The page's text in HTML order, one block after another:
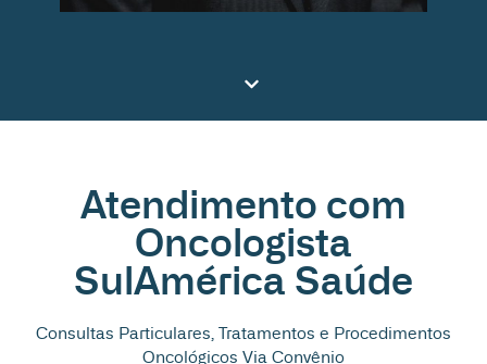
Atendimento com
Oncologista
SulAmérica Saúde
Consultas Particulares, Tratamentos e Procedimentos
Oncológicos Via Convênio